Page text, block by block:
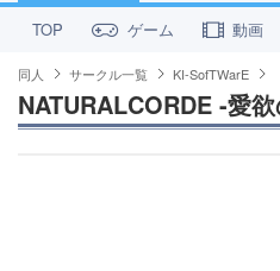
TOP ゲーム 動画
同人 サークル一覧 KI-SofTWarE
NATURALCORDE -愛